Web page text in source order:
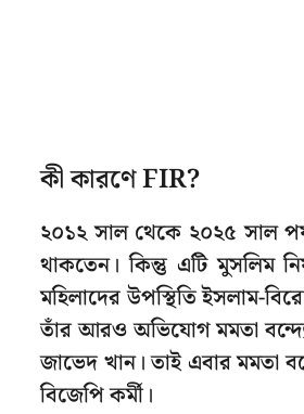
কী কারণে FIR?
২০১২ সাল থেকে ২০২৫ সাল
থাকতেন। কিন্তু এটি মুসলিম
মহিলাদের উপস্থিতি ইসলাম-
তাঁর আরও অভিযোগ মমতা
জাভেদ খান। তাই এবার মমতা
বিজেপি কর্মী।